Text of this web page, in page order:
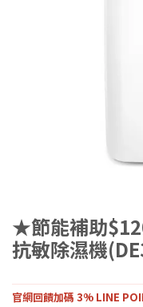
★節能補助
抗敏除濕機
官網回饋加碼 3% LINE